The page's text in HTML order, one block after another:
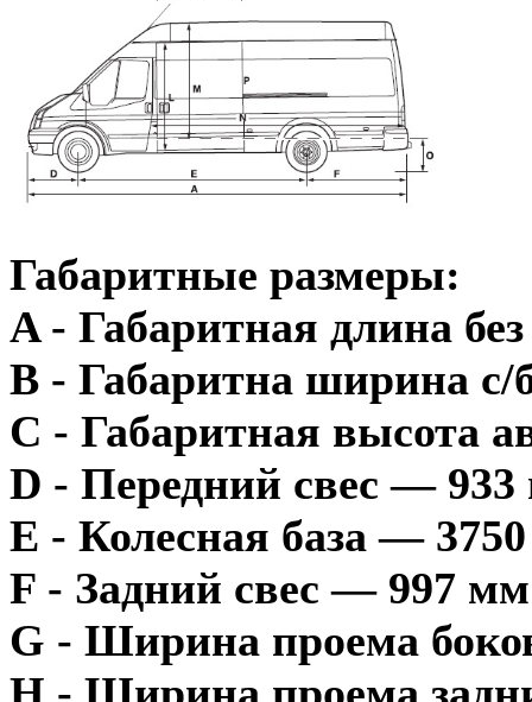
Габаритные размеры:
A - Габаритная длина
В - Габаритна ширина с/
С - Габаритная высота
D - Передний свес —
Е - Колесная база —
F - Задний свес — 997 мм
G - Ширина проема
H - Ширина проема